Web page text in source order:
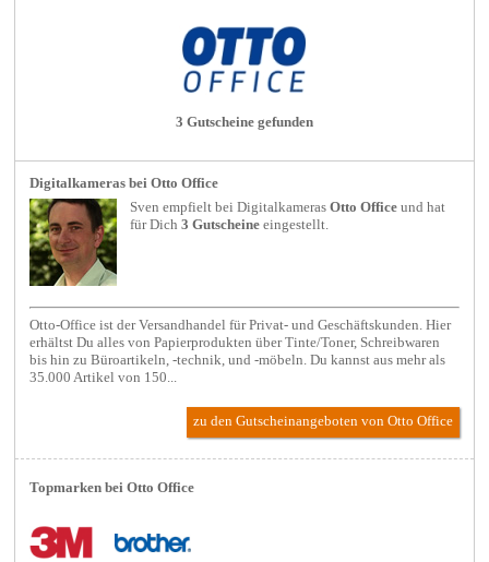
3 Gutscheine gefunden
Digitalkameras bei Otto Office
Sven empfielt beiDigitalkameras Otto Office und hat
für Dich3 Gutscheine eingestellt.
Otto-Office ist der Versandhandel für Privat- und Geschäftskunden. Hier
erhältst Du alles von Papierprodukten über Tinte/Toner, Schreibwaren
bis hin zu Büroartikeln, -technik, und -möbeln. Du kannst aus mehr als
35.000 Artikel von 150...
zu den Gutscheinangeboten von Otto Office
Topmarken bei Otto Office